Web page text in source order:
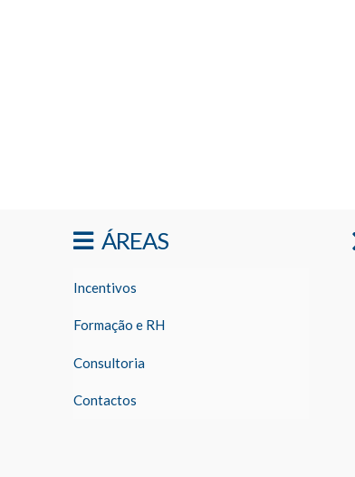
ÁREAS
Incentivos
Formação e RH
Consultoria
Contactos